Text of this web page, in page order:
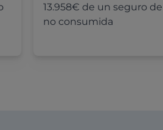
13.958€ de un seguro
no consumida